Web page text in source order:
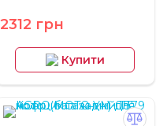
2312 грн
Купити